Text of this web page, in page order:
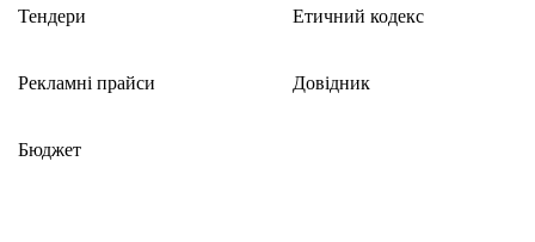
Тендери
Рекламні прайси
Бюджет
Етичний кодекс
Довідник